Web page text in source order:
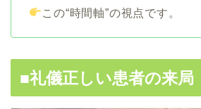
この“時間軸”の視点です。
■礼儀正しい患者の来局